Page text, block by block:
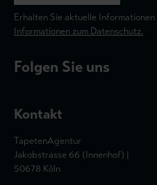
Erhalten Sie aktuelle
Informationen zum Datenschutz.
Folgen Sie uns
Kontakt
TapetenAgentur
Jakobstrasse 66 (Innenhof) |
50678 Köln